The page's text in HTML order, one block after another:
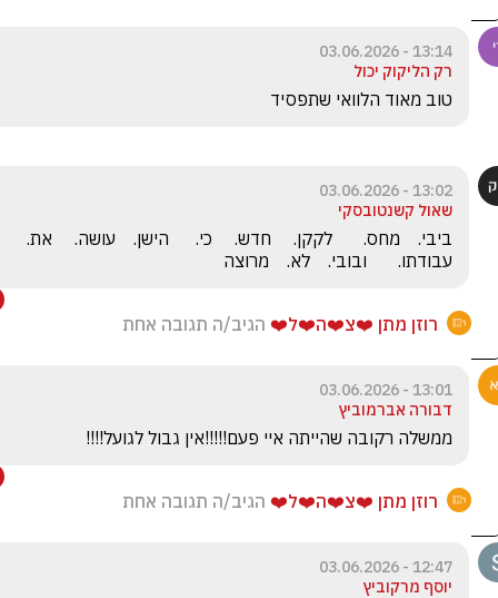
13:14 - 03.06.2026
רק הליקוק יכול
טוב מאוד הלוואי שתפסיד
13:02 - 03.06.2026
שאול קשנטובסקי
עבודתו.       ובובי.    לא.    מרוצה
רוזן מתן ❤️צ❤️ה❤️ל❤️ הגיב/ה תגובה אחת
13:01 - 03.06.2026
דבורה אברמוביץ
ממשלה רקובה שהייתה איי פעם!!!!!אין גבול לגועל!!!!
רוזן מתן ❤️צ❤️ה❤️ל❤️ הגיב/ה תגובה אחת
12:47 - 03.06.2026
יוסף מרקוביץ